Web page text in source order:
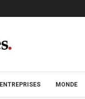
ENTREPRISES MONDE